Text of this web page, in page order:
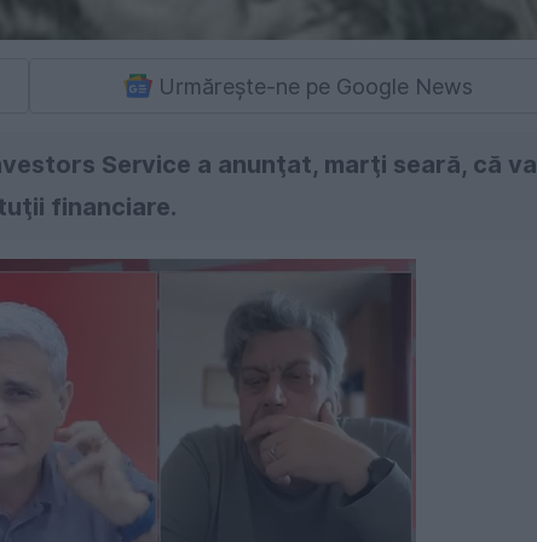
Urmărește-ne pe Google News
Service a anunţat, marţi seară, că va
financiare.